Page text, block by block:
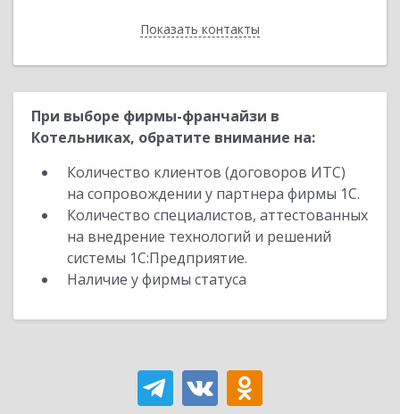
Показать контакты
Назад
При выборе фирмы-франчайзи в
Котельниках, обратите внимание на:
Количество клиентов (договоров ИТС)
на сопровождении у партнера фирмы 1С.
Количество специалистов, аттестованных
на внедрение технологий и решений
системы 1С:Предприятие.
Наличие у фирмы статуса